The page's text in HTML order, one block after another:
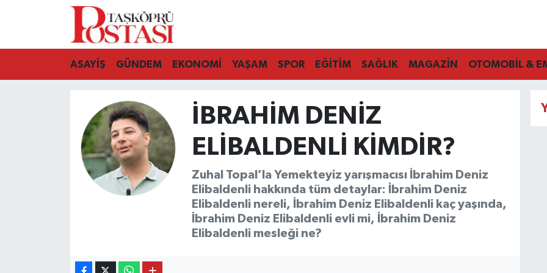
ASAYİŞ GÜNDEM EKONOMİ YAŞAM SPOR EĞİTİM SAĞLIK MAGAZİN OTOMOBİL &
İBRAHIM DENIZ
ELIBALDENLI KIMDIR?
Zuhal Topal’la Yemekteyiz yarışmacısı İbrahim Deniz
Elibaldenli hakkında tüm detaylar: İbrahim Deniz
Elibaldenli nereli, İbrahim Deniz Elibaldenli kaç yaşında,
İbrahim Deniz Elibaldenli evli mi, İbrahim Deniz
Elibaldenli mesleği ne?
Kastamonu Vefat Edenler
Ağlı Haberleri
Araç Haberleri
Azdavay Haberleri
Cide Haberleri